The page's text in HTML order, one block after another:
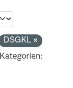
DSGKL
Kategorien: